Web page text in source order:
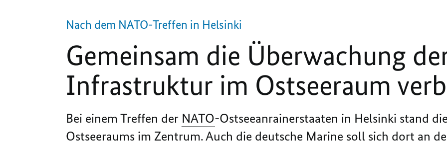
verbessernNach dem NATO-Treffen in Helsinki
Gemeinsam die Überwachung
Infrastruktur im Ostseeraum
Bei einem Treffen der NATO-Ostseeanrainerstaaten in Helsinki stand
Ostseeraums im Zentrum. Auch die deutsche Marine soll sich dort an